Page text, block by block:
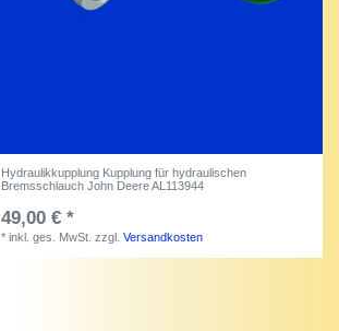
Hydraulikkupplung Kupplung für hydraulischen
Bremsschlauch John Deere AL113944
49,00 € *
*inkl. ges. MwSt. zzgl.Versandkosten